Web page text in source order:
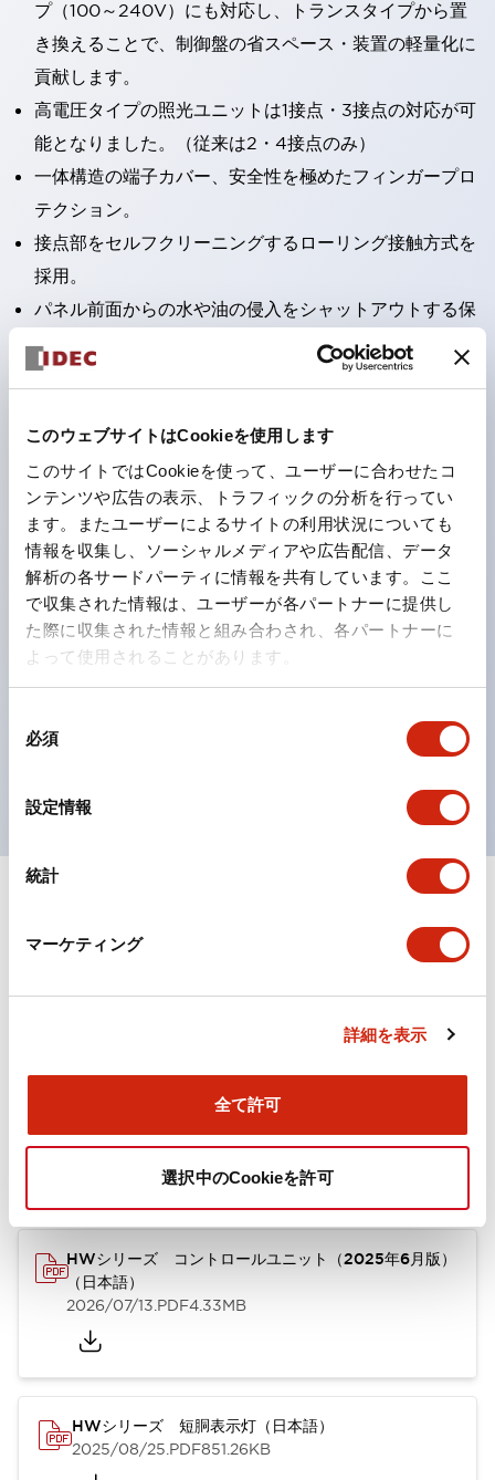
このウェブサイトはCookieを使用します
このサイトではCookieを使って、ユーザーに合わせたコ
ンテンツや広告の表示、トラフィックの分析を行ってい
ます。またユーザーによるサイトの利用状況についても
情報を収集し、ソーシャルメディアや広告配信、データ
解析の各サードパーティに情報を共有しています。ここ
で収集された情報は、ユーザーが各パートナーに提供し
た際に収集された情報と組み合わされ、各パートナーに
よって使用されることがあります。
必須
設定情報
統計
マーケティング
詳細を表示
全て許可
選択中のCookieを許可
プ（100～240V）にも対応し、トランスタイプから置
き換えることで、制御盤の省スペース・装置の軽量化に
貢献します。
高電圧タイプの照光ユニットは1接点・3接点の対応が可
能となりました。（従来は2・4接点のみ）
一体構造の端子カバー、安全性を極めたフィンガープロ
テクション。
接点部をセルフクリーニングするローリング接触方式を
採用。
パネル前面からの水や油の侵入をシャットアウトする保
護構造：IP65。（ただし2点押ボタンスイッチは
IP40）
の機能を1つのスイッチで可能にした2点押ボタンスイッ
チも完備。
ワールドワイドなニーズに対応する各種電圧を完備。
1つで6色の役をこなすLED球（LSRD球）。これまで色
ごとに分かれていたLED球を、1色のLED球で各色を表
現できるようにしました。
カラーユニバーサルデザインに対応。表示灯（角平形）
ISO 3864-4安全色に対応。危険時や緊急事態時の色表
ドキュメントとファイル
取扱説明書 CAD 規格・認証
HWシリーズ コントロールユニット（2025年6月版）
（日本語）
2026/07/13.PDF4.33MB
HWシリーズ 短胴表示灯（日本語）
2025/08/25.PDF851.26KB